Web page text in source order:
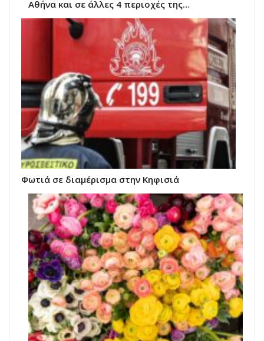
Αθήνα και σε άλλες 4 περιοχές της…
Φωτιά σε διαμέρισμα στην Κηφισιά